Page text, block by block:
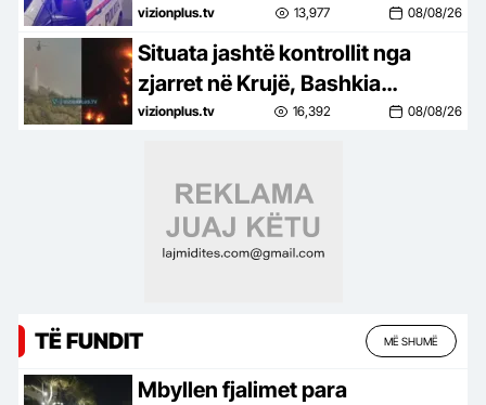
shumëkërkuari (EMRI)
vizionplus.tv 13,977 08/08/26
Situata jashtë kontrollit nga
zjarret në Krujë, Bashkia
urdhëron evakuimin e banorëve
vizionplus.tv 16,392 08/08/26
TË FUNDIT MË SHUMË
Mbyllen fjalimet para